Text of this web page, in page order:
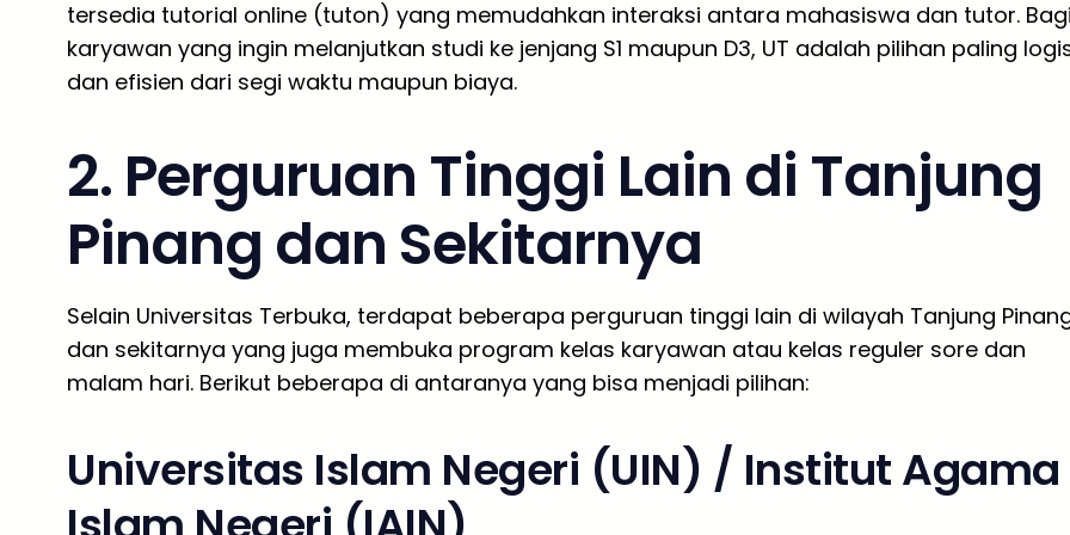
tersedia tutorial online (tuton) yang memudahkan interaksi antara mahasiswa dan tutor. Bagi
karyawan yang ingin melanjutkan studi ke jenjang S1 maupun D3, UT adalah pilihan paling
dan efisien dari segi waktu maupun biaya.
2. Perguruan Tinggi Lain di Tanjung
Pinang dan Sekitarnya
Selain Universitas Terbuka, terdapat beberapa perguruan tinggi lain di wilayah Tanjung
dan sekitarnya yang juga membuka program kelas karyawan atau kelas reguler sore dan
malam hari. Berikut beberapa di antaranya yang bisa menjadi pilihan:
Universitas Islam Negeri (UIN) / Institut Agama